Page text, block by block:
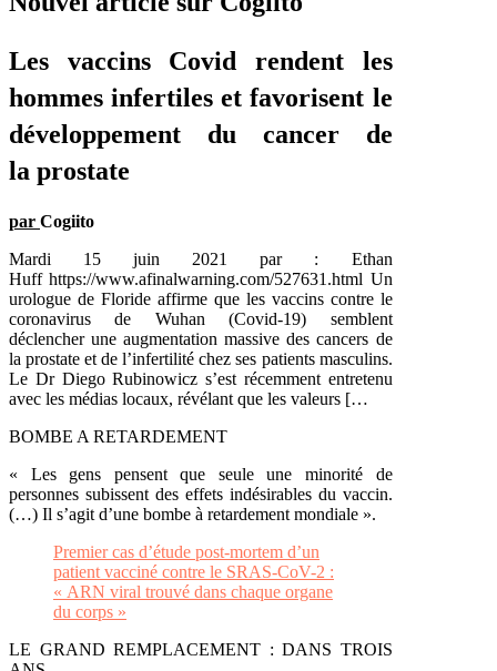
Les vaccins Covid rendent les
hommes infertiles et favorisent le
développement du cancer de
la prostate
par Cogiito
Mardi 15 juin 2021 par : Ethan
Huff https://www.afinalwarning.com/527631.html Un
urologue de Floride affirme que les vaccins contre le
coronavirus de Wuhan (Covid-19) semblent
déclencher une augmentation massive des cancers de
la prostate et de l’infertilité chez ses patients masculins.
Le Dr Diego Rubinowicz s’est récemment entretenu
avec les médias locaux, révélant que les valeurs […
BOMBE A RETARDEMENT
« Les gens pensent que seule une minorité de
personnes subissent des effets indésirables du vaccin.
(…) Il s’agit d’une bombe à retardement mondiale ».
Premier cas d’étude post-mortem d’un
patient vacciné contre le SRAS-CoV-2 :
« ARN viral trouvé dans chaque organe
du corps »
LE GRAND REMPLACEMENT : DANS TROIS